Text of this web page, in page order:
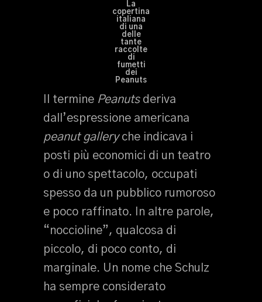
La
copertina
italiana
di una
delle
tante
raccolte
di
fumetti
dei
Peanuts
Il termine Peanutsderiva
dall’espressione americana
peanut galleryche indicava i
posti più economici di un teatro
o di uno spettacolo, occupati
spesso da un pubblico rumoroso
e poco raffinato. In altre parole,
“noccioline”, qualcosa di
piccolo, di poco conto, di
marginale. Un nome che Schulz
ha sempre considerato